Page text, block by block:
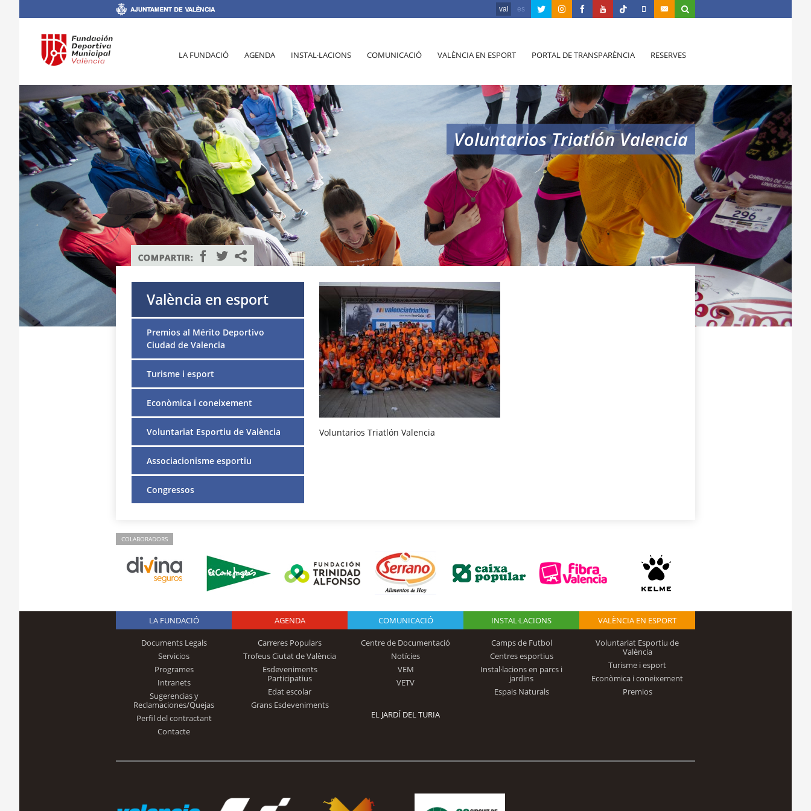
val es
LA FUNDACIÓ AGENDA INSTAL·LACIONS COMUNICACIÓ VALÈNCIA EN ESPORT PORTAL DE TRANSPARÈNCIA RESERVES
Voluntarios Triatlón Valencia
Voluntarios Triatlón Valencia
València en esport
Premios al Mérito Deportivo
Ciudad de Valencia
Turisme i esport
Econòmica i coneixement
Voluntariat Esportiu de València
Associacionisme esportiu
Congressos
COLABORADORS
Logo Fundación
Trinidad Alfonso
LA FUNDACIÓ
Documents Legals
Servicios
Programes
Intranets
Sugerencias y
Reclamaciones/Quejas
Perfil del contractant
Contacte
AGENDA
Carreres Populars
Trofeus Ciutat de València
Esdeveniments
Participatius
Edat escolar
Grans Esdeveniments
COMUNICACIÓ
Centre de Documentació
Notícies
VEM
VETV
INSTAL·LACIONS
Camps de Futbol
Centres esportius
Instal·lacions en parcs i
jardins
Espais Naturals
VALÈNCIA EN ESPORT
Voluntariat Esportiu de
València
Turisme i esport
Econòmica i coneixement
Premios
EL JARDÍ DEL TURIA